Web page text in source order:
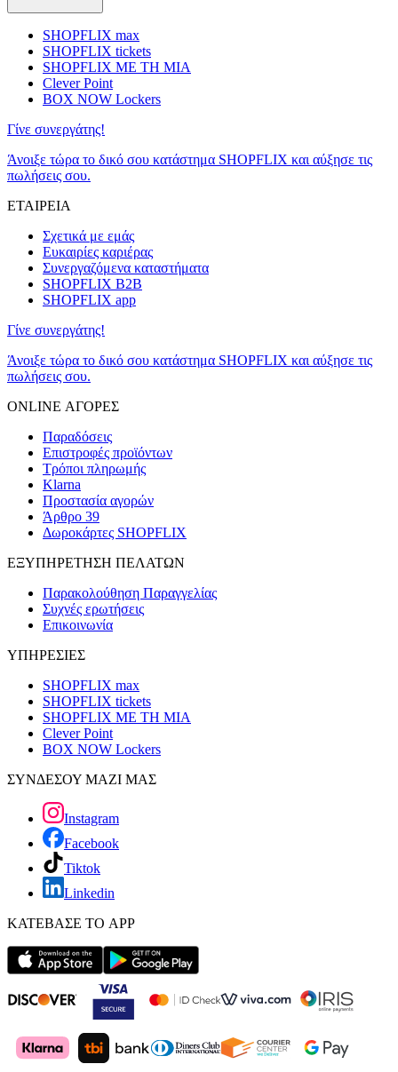
SHOPFLIX max
SHOPFLIX tickets
SHOPFLIX ΜΕ ΤΗ ΜΙΑ
Clever Point
BOX NOW Lockers
Γίνε συνεργάτης!
Άνοιξε τώρα το δικό σου κατάστημα SHOPFLIX και αύξησε τις
πωλήσεις σου.
ΕΤΑΙΡΕΙΑ
Σχετικά με εμάς
Ευκαιρίες καριέρας
Συνεργαζόμενα καταστήματα
SHOPFLIX B2B
SHOPFLIX app
Γίνε συνεργάτης!
Άνοιξε τώρα το δικό σου κατάστημα SHOPFLIX και αύξησε τις
πωλήσεις σου.
ONLINE ΑΓΟΡΕΣ
Παραδόσεις
Επιστροφές προϊόντων
Τρόποι πληρωμής
Klarna
Προστασία αγορών
Άρθρο 39
Δωροκάρτες SHOPFLIX
ΕΞΥΠΗΡΕΤΗΣΗ ΠΕΛΑΤΩΝ
Παρακολούθηση Παραγγελίας
Συχνές ερωτήσεις
Επικοινωνία
ΥΠΗΡΕΣΙΕΣ
SHOPFLIX max
SHOPFLIX tickets
SHOPFLIX ΜΕ ΤΗ ΜΙΑ
Clever Point
BOX NOW Lockers
ΣΥΝΔΕΣΟΥ ΜΑΖΙ ΜΑΣ
Instagram
Facebook
Tiktok
Linkedin
ΚΑΤΕΒΑΣΕ ΤΟ APP